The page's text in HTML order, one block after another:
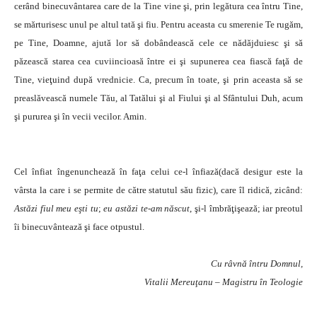
cerând binecuvântarea care de la Tine vine şi, prin legătura cea întru Tine,
se mărturisesc unul pe altul tată şi fiu. Pentru aceasta cu smerenie Te rugăm,
pe Tine, Doamne, ajută lor să dobândească cele ce nădăjduiesc şi să
păzească starea cea cuviincioasă între ei şi supunerea cea fiască faţă de
Tine, vieţuind după vrednicie. Ca, precum în toate, şi prin aceasta să se
preaslăvească numele Tău, al Tatălui şi al Fiului şi al Sfântului Duh, acum
şi pururea şi în vecii vecilor. Amin.
Cel înfiat îngenunchează în faţa celui ce-l înfiază(dacă desigur este la
vârsta la care i se permite de către statutul său fizic), care îl ridică, zicând:
Astăzi fiul meu eşti tu;eu astăzi te-am născut , şi-l îmbrăţişează; iar preotul
îi binecuvântează şi face otpustul.
Cu râvnă întru Domnul,
Vitalii Mereuţanu – Magistru în Teologie